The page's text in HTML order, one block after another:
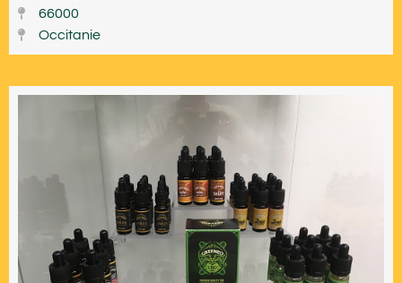
66000
Occitanie